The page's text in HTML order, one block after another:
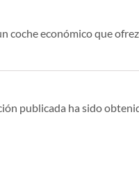
coche económico que
publicada ha sido